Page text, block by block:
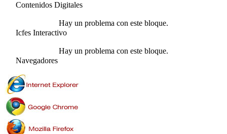
Contenidos Digitales
Hay un problema con este bloque.
Icfes Interactivo
Hay un problema con este bloque.
Navegadores